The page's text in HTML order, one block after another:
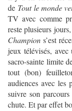
de Tout le monde
TV avec comme
reste plusieurs
Champion s’est
jeux télévisés,
sacro-sainte limite
tout (bon)
audiences avec les
suivre son parcours
chute. Et par effet